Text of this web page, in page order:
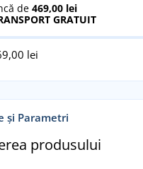
de 469,00 lei
GRATUIT
lei
și Parametri
produsului